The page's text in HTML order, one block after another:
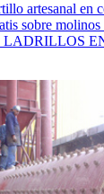
artesanal en
sobre
LADRILLOS